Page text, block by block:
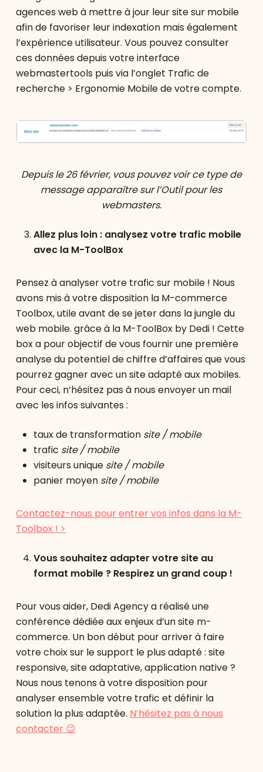
agences web à mettre à jour leur site sur mobile
afin de favoriser leur indexation mais également
l’expérience utilisateur. Vous pouvez consulter
ces données depuis votre interface
webmastertools puis via l’onglet Trafic de
recherche > Ergonomie Mobile de votre compte.
Depuis le 26 février, vous pouvez voir ce type de
message apparaître sur l’Outil pour les
webmasters.
Allez plus loin : analysez votre trafic mobile
avec la M-ToolBox
Pensez à analyser votre trafic sur mobile ! Nous
avons mis à votre disposition la M-commerce
Toolbox, utile avant de se jeter dans la jungle du
web mobile. grâce à la M-ToolBox by Dedi ! Cette
box a pour objectif de vous fournir une première
analyse du potentiel de chiffre d’affaires que vous
pourrez gagner avec un site adapté aux mobiles.
Pour ceci, n’hésitez pas à nous envoyer un mail
avec les infos suivantes :
taux de transformation site / mobile
trafic site / mobile
visiteurs unique site / mobile
panier moyen site / mobile
Contactez-nous pour entrer vos infos dans la M-
Toolbox ! >
Vous souhaitez adapter votre site au
format mobile ? Respirez un grand coup !
Pour vous aider, Dedi Agency a réalisé une
conférence dédiée aux enjeux d’un site m-
commerce. Un bon début pour arriver à faire
votre choix sur le support le plus adapté : site
responsive, site adaptative, application native ?
Nous nous tenons à votre disposition pour
analyser ensemble votre trafic et définir la
solution la plus adaptée. N’hésitez pas à nous
contacter 😉